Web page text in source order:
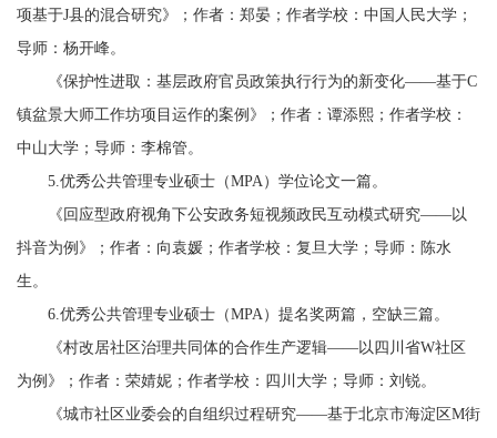
项基于J县的混合研究》；作者：郑晏；作者学校：中国人民大学；
导师：杨开峰。
《保护性进取：基层政府官员政策执行行为的新变化——基于C
镇盆景大师工作坊项目运作的案例》；作者：谭添熙；作者学校：
中山大学；导师：李棉管。
5.优秀公共管理专业硕士（MPA）学位论文一篇。
《回应型政府视角下公安政务短视频政民互动模式研究——以
抖音为例》；作者：向袁媛；作者学校：复旦大学；导师：陈水
生。
6.优秀公共管理专业硕士（MPA）提名奖两篇，空缺三篇。
《村改居社区治理共同体的合作生产逻辑——以四川省W社区
为例》；作者：荣婧妮；作者学校：四川大学；导师：刘锐。
《城市社区业委会的自组织过程研究——基于北京市海淀区M街